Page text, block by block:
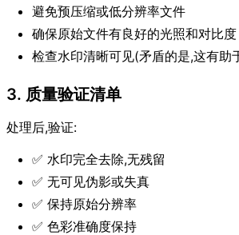
避免预压缩或低分辨率文件
确保原始文件有良好的光照和对比度
检查水印清晰可见(矛盾的是,这有助
3. 质量验证清单
处理后,验证:
✅ 水印完全去除,无残留
✅ 无可见伪影或失真
✅ 保持原始分辨率
✅ 色彩准确度保持